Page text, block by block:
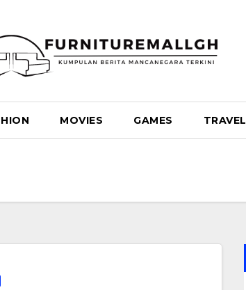
MOVIES GAMES TRAVEL